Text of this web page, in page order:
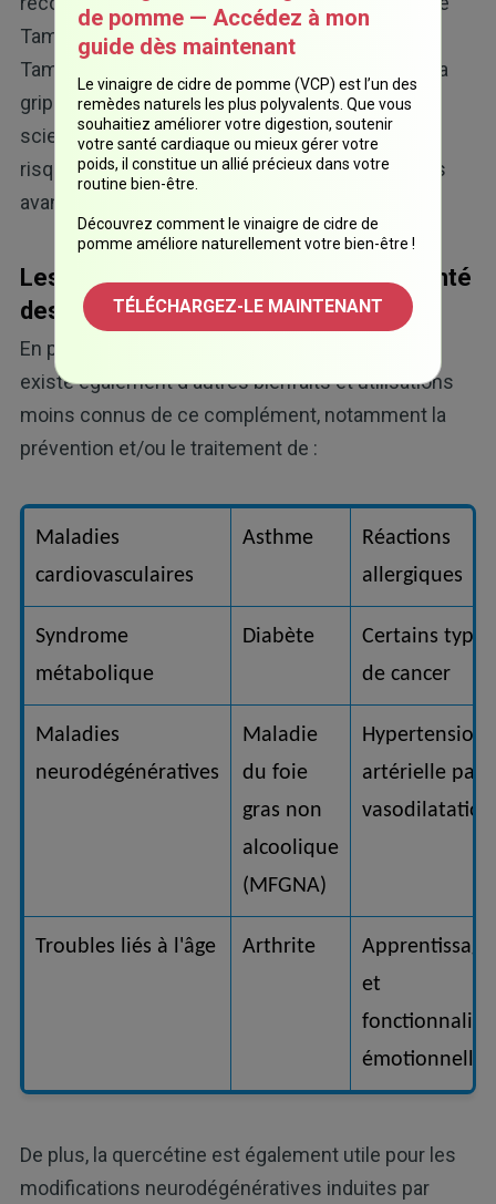
Tamiflu. Non seulement il est démontré que le
Tamiflu raccourcit la durée des symptômes de la
grippe de quelques heures seulement, mais les
scientifiques avertissent également que les
risques du Tamiflu l'emportent largement sur les
avantages.
Les bienfaits moins connus pour la santé
des compléments de quercétine
En plus de faire baisser la pression artérielle, il
existe également d'autres bienfaits et utilisations
moins connus de ce complément, notamment la
prévention et/ou le traitement de :
Maladies
cardiovasculaires
Asthme
Réactions
allergiques
Syndrome
métabolique
Diabète
Certains types
de cancer
Maladies
neurodégénératives
Maladie
du foie
gras non
alcoolique
(MFGNA)
Hypertension
artérielle par
vasodilatation
Troubles liés à l'âge Arthrite
Apprentissage
et
fonctionnalité
émotionnelle
De plus, la quercétine est également utile pour les
modifications neurodégénératives induites par
de pomme — Accédez à mon
guide dès maintenant
Le vinaigre de cidre de pomme (VCP) est l’un des
remèdes naturels les plus polyvalents. Que vous
souhaitiez améliorer votre digestion, soutenir
votre santé cardiaque ou mieux gérer votre
poids, il constitue un allié précieux dans votre
routine bien-être.
Découvrez comment le vinaigre de cidre de
pomme améliore naturellement votre bien-être !
TÉLÉCHARGEZ-LE MAINTENANT